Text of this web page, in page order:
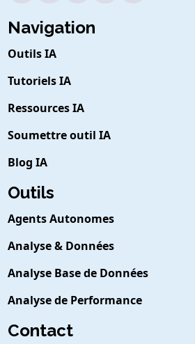
Navigation
Outils IA
Tutoriels IA
Ressources IA
Soumettre outil IA
Blog IA
Outils
Agents Autonomes
Analyse & Données
Analyse Base de Données
Analyse de Performance
Contact